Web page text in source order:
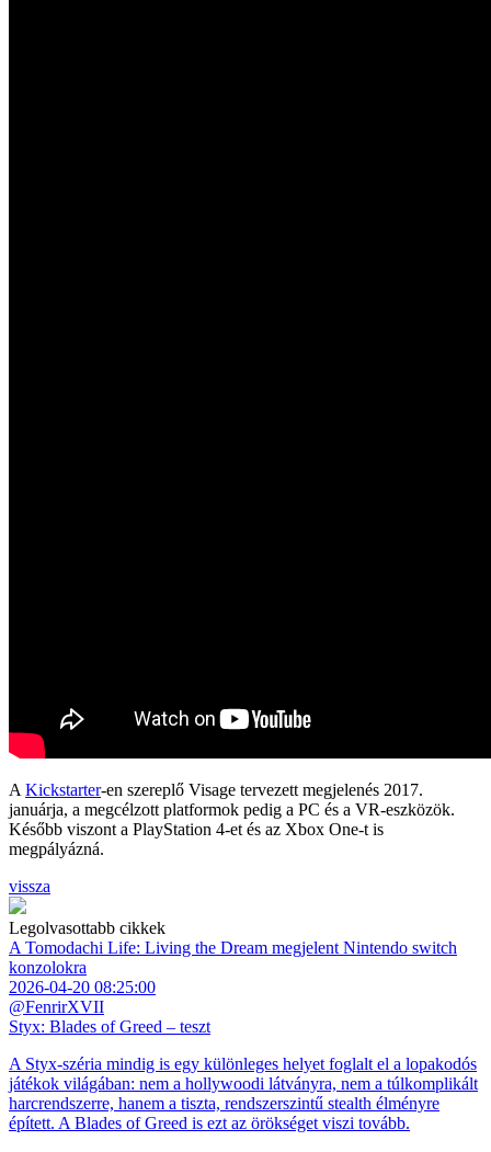
A Kickstarter-en szereplő Visage tervezett megjelenés 2017.
januárja, a megcélzott platformok pedig a PC és a VR-eszközök.
Később viszont a PlayStation 4-et és az Xbox One-t is
megpályázná.
vissza
Legolvasottabb cikkek
A Tomodachi Life: Living the Dream megjelent Nintendo switch
konzolokra
2026-04-20 08:25:00
@FenrirXVII
Styx: Blades of Greed – teszt
A Styx-széria mindig is egy különleges helyet foglalt el a lopakodós
játékok világában: nem a hollywoodi látványra, nem a túlkomplikált
harcrendszerre, hanem a tiszta, rendszerszintű stealth élményre
épített. A Blades of Greed is ezt az örökséget viszi tovább.